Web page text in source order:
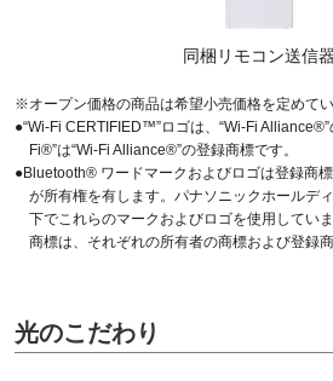
同梱リモコン送信器
※オープン価格の商品は希望小売価格を定めてい
●“Wi-Fi CERTIFIED™”ロゴは、“Wi-Fi
Fi®”は“Wi-Fi Alliance®”の登録商標です。
●Bluetooth® ワードマークおよびロゴは登録商
が所有権を有します。パナソニックホールデ
下でこれらのマークおよびロゴを使用してい
商標は、それぞれの所有者の商標および登録商
光のこだわり